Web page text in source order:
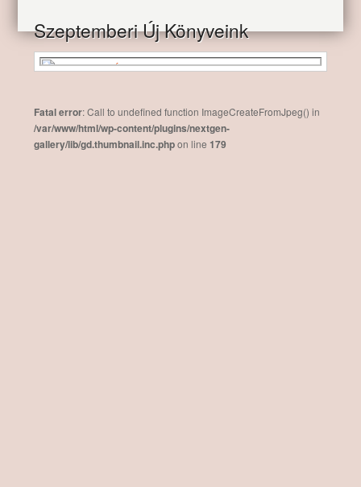
Nyitólap Hírek, aktualitások Szeptemberi Új Könyveink
Szeptemberi Új Könyveink
Fatal error: Call to undefined function ImageCreateFromJpeg() in
/var/www/html/wp-content/plugins/nextgen-
gallery/lib/gd.thumbnail.inc.phpon line179